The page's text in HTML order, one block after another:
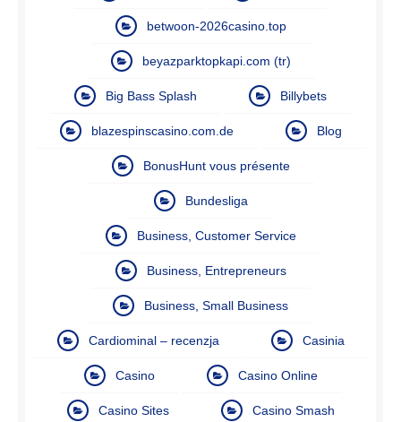
betwoon-2026casino.top
beyazparktopkapi.com (tr)
Big Bass Splash Billybets
blazespinscasino.com.de Blog
BonusHunt vous présente
Bundesliga
Business, Customer Service
Business, Entrepreneurs
Business, Small Business
Cardiominal – recenzja Casinia
Casino Casino Online
Casino Sites Casino Smash